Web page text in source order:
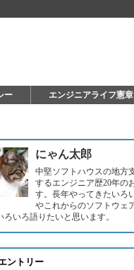
ー エンジニアライフ憲章
にゃん太郎
中堅ソフトハウスの地方
するエンジニア歴20年の
す。長年やってきたいろ
やこれからのソフトウェ
ろいろ語りたいと思います。
ントリー